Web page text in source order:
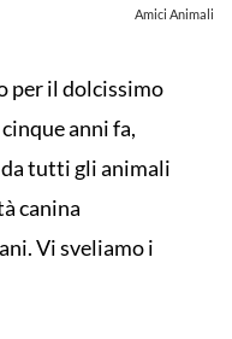
Amici Animali
per il dolcissimo
anni fa,
tutti gli animali
canina
Vi sveliamo i